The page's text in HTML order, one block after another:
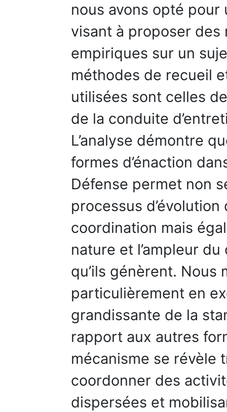
nous avons opté
visant à proposer
empiriques sur un
méthodes de recueil
utilisées sont celles
de la conduite
L’analyse démontre
formes d’énaction
Défense permet non
processus
coordination mais
nature et l’ampleur
qu’ils génèrent. Nous
particulièrement en
grandissante de la
rapport aux autres
mécanisme se révèle
coordonner des
dispersées et